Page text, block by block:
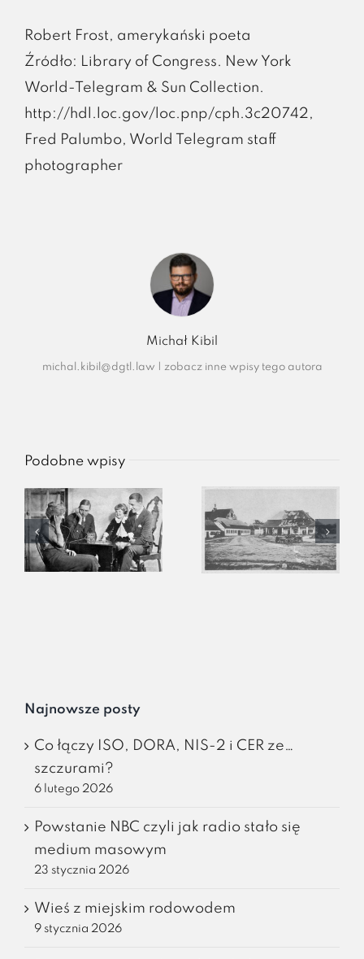
Robert Frost, amerykański poeta
Źródło: Library of Congress. New York
World-Telegram & Sun Collection.
http://hdl.loc.gov/loc.pnp/cph.3c20742,
Fred Palumbo, World Telegram staff
photographer
Michał Kibil
michal.kibil@dgtl.law zobacz inne wpisy tego autora
Podobne wpisy
Najnowsze posty
Co łączy ISO, DORA, NIS-2 i CER ze…
szczurami?
6 lutego 2026
Powstanie NBC czyli jak radio stało się
medium masowym
23 stycznia 2026
Wieś z miejskim rodowodem
9 stycznia 2026